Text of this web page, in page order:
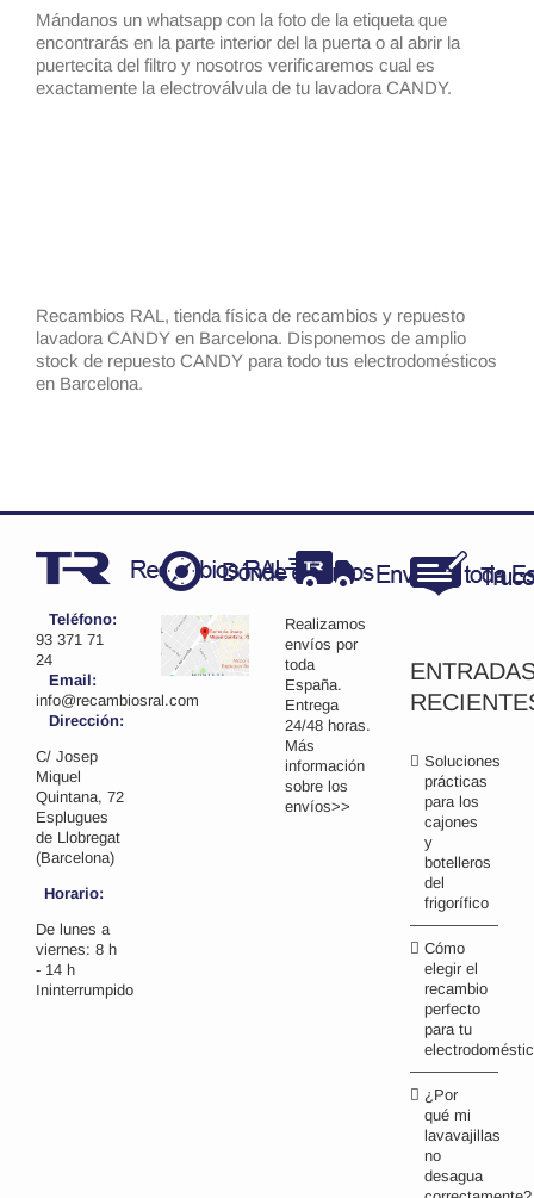
Mándanos un whatsapp con la foto de la etiqueta que
encontrarás en la parte interior del la puerta o al abrir la
puertecita del filtro y nosotros verificaremos cual es
exactamente la electroválvula de tu lavadora CANDY.
Recambios RAL, tienda física de recambios y repuesto
lavadora CANDY en Barcelona. Disponemos de amplio
stock de repuesto CANDY para todo tus electrodomésticos
en Barcelona.
Teléfono:
93 371 71
24
Email:
info@recambiosral.com
Dirección:
C/ Josep
Miquel
Quintana, 72
Esplugues
de Llobregat
(Barcelona)
Horario:
De lunes a
viernes: 8 h
- 14 h
Ininterrumpido
Realizamos
envíos por
toda
España.
Entrega
24/48 horas.
Más
información
sobre los
envíos>>
Soluciones
prácticas
para los
cajones
y
botelleros
del
frigorífico
Cómo
elegir el
recambio
perfecto
para tu
¿Por
qué mi
lavavajillas
no
desagua